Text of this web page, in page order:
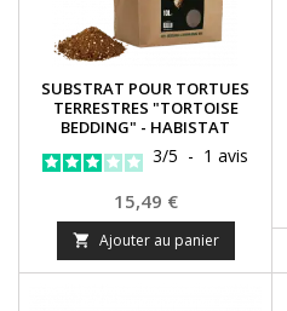
SUBSTRAT POUR TORTUES
TERRESTRES "TORTOISE
BEDDING" - HABISTAT
3/5 - 1 avis
Prix
15,49 €
 Ajouter au panier